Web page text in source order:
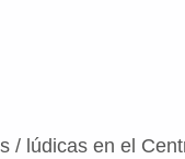
/ lúdicas en el